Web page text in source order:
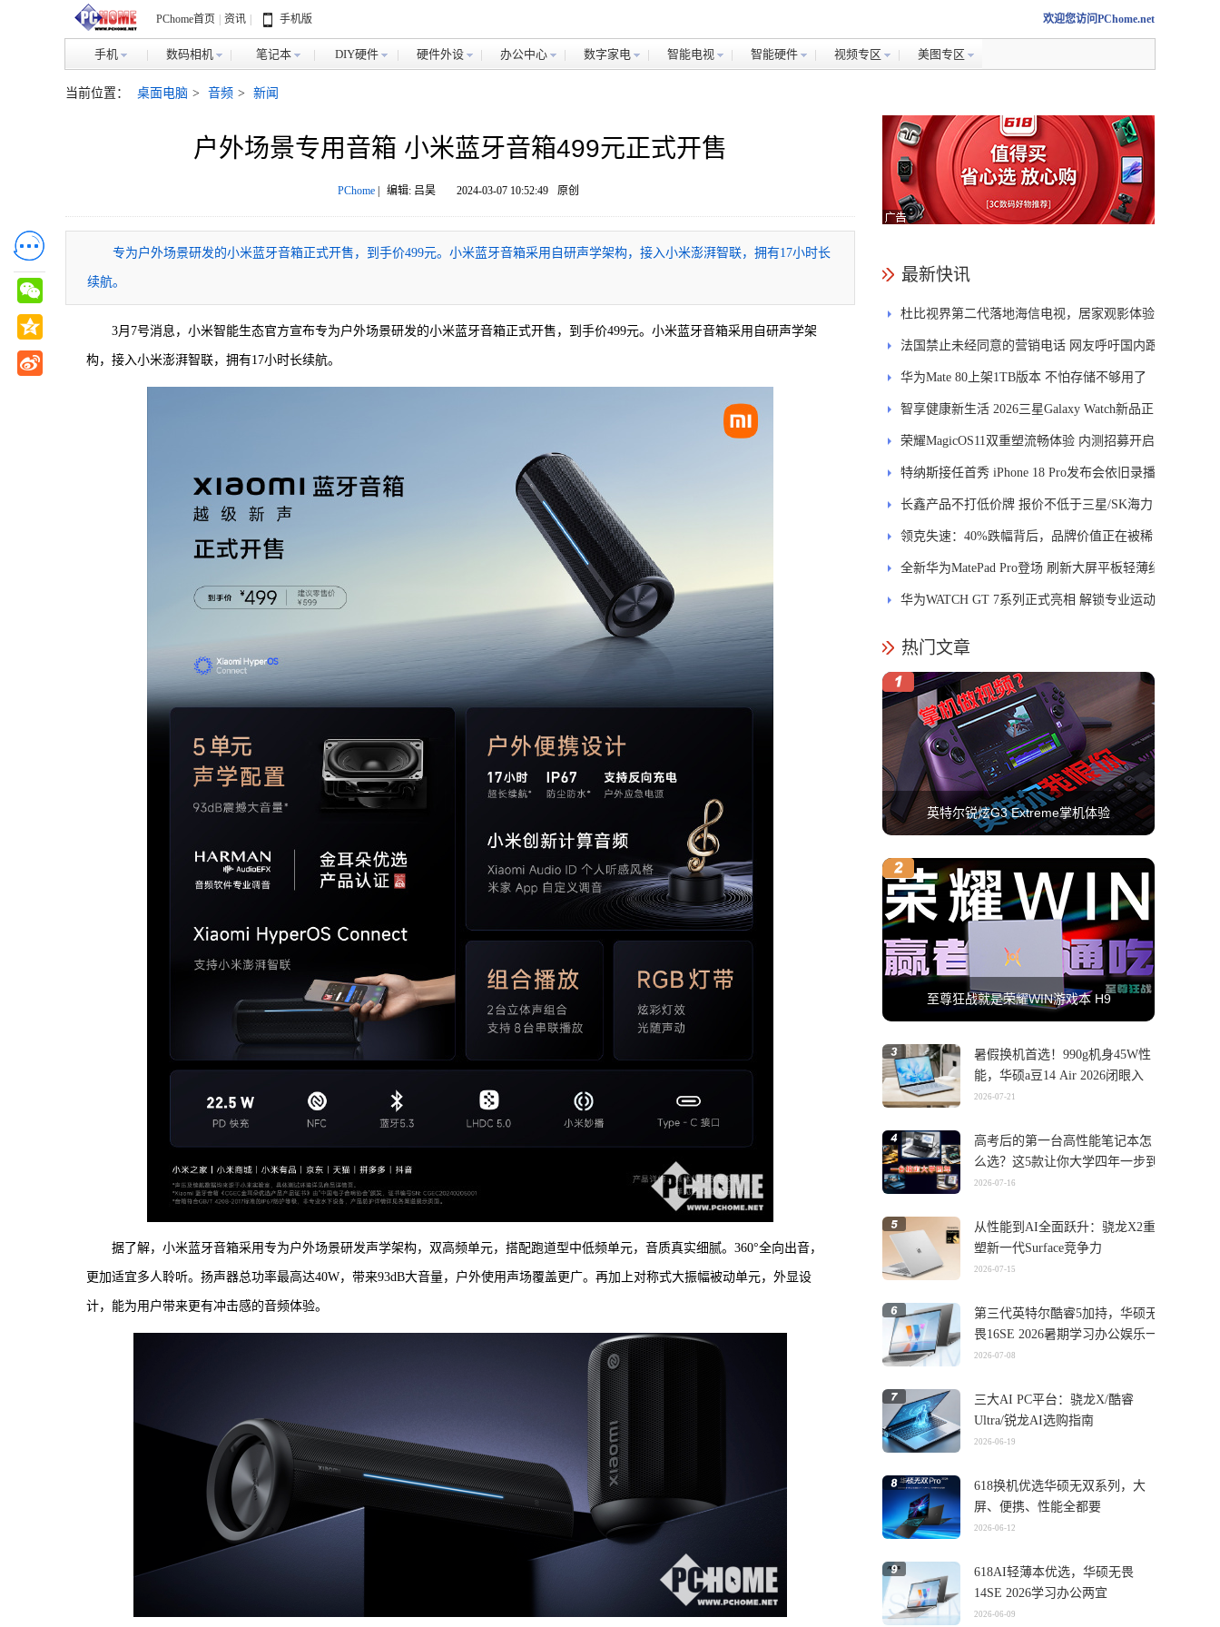
PChome首页 资讯 手机版 欢迎您访问PChome.net
手机 数码相机 笔记本 DIY硬件 硬件外设 办公中心 数字家电 智能电视 智能硬件 视频专区 美图专区
当前位置： 桌面电脑 > 音频 > 新闻
户外场景专用音箱 小米蓝牙音箱499元正式开售
PChome| 编辑: 吕昊 2024-03-07 10:52:49 原创
专为户外场景研发的小米蓝牙音箱正式开售，到手价499元。小米蓝牙音箱采用自研声学架构，接入小米澎湃智联，拥有17小时长
续航。
3月7号消息，小米智能生态官方宣布专为户外场景研发的小米蓝牙音箱正式开售，到手价499元。小米蓝牙音箱采用自研声学架
构，接入小米澎湃智联，拥有17小时长续航。
据了解，小米蓝牙音箱采用专为户外场景研发声学架构，双高频单元，搭配跑道型中低频单元，音质真实细腻。360°全向出音，
更加适宜多人聆听。扬声器总功率最高达40W，带来93dB大音量，户外使用声场覆盖更广。再加上对称式大振幅被动单元，外显设
计，能为用户带来更有冲击感的音频体验。
最新快讯
杜比视界第二代落地海信电视，居家观影体验
能迎来哪些升级？
法国禁止未经同意的营销电话 网友呼吁国内跟
进
华为Mate 80上架1TB版本 不怕存储不够用了
智享健康新生活 2026三星Galaxy Watch新品正
式开售
荣耀MagicOS11双重塑流畅体验 内测招募开启
特纳斯接任首秀 iPhone 18 Pro发布会依旧录播
长鑫产品不打低价牌 报价不低于三星/SK海力
士
领克失速：40%跌幅背后，品牌价值正在被稀
释
全新华为MatePad Pro登场 刷新大屏平板轻薄纪
录
华为WATCH GT 7系列正式亮相 解锁专业运动
热门文章
英特尔锐炫G3 Extreme掌机体验
至尊狂战就是荣耀WIN游戏本 H9
暑假换机首选！990g机身45W性
能，华硕a豆14 Air 2026闭眼入
2026-07-21
高考后的第一台高性能笔记本怎
么选？这5款让你大学四年一步到
位
2026-07-16
从性能到AI全面跃升：骁龙X2重
塑新一代Surface竞争力
2026-07-15
第三代英特尔酷睿5加持，华硕无
畏16SE 2026暑期学习办公娱乐一
机搞定
2026-07-08
三大AI PC平台：骁龙X/酷睿
Ultra/锐龙AI选购指南
2026-06-19
618换机优选华硕无双系列，大
屏、便携、性能全都要
2026-06-12
618AI轻薄本优选，华硕无畏
14SE 2026学习办公两宜
2026-06-09